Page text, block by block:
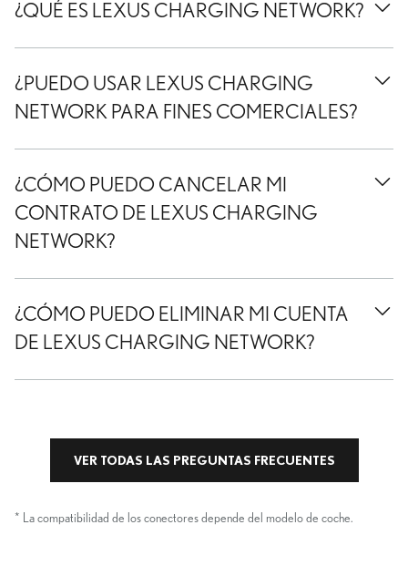
¿QUÉ ES LEXUS CHARGING NETWORK?
¿PUEDO USAR LEXUS CHARGING
NETWORK PARA FINES COMERCIALES?
¿CÓMO PUEDO CANCELAR MI
CONTRATO DE LEXUS CHARGING
NETWORK?
¿CÓMO PUEDO ELIMINAR MI CUENTA
DE LEXUS CHARGING NETWORK?
VER TODAS LAS PREGUNTAS FRECUENTES
* La compatibilidad de los conectores depende del modelo de coche.